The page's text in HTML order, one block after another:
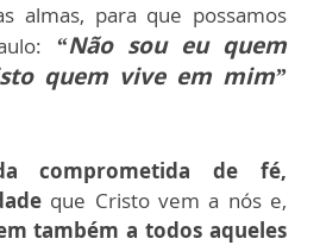
almas, para que possamos
“Não sou eu quem
quem vive em mim”
comprometida de fé,
que Cristo vem a nós e,
também a todos aqueles